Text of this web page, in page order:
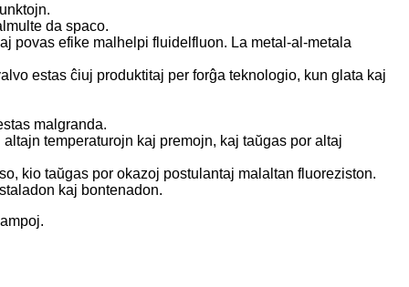
da spaco.
povas efike malhelpi fluidelfluon. La metal-al-metala
estas ĉiuj produktitaj per forĝa teknologio, kun glata kaj
malgranda.
temperaturojn kaj premojn, kaj taŭgas por altaj
kio taŭgas por okazoj postulantaj malaltan fluoreziston.
kaj bontenadon.